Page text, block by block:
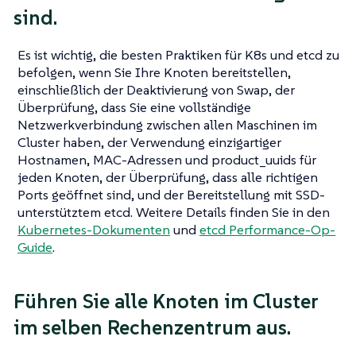
sind.
Es ist wichtig, die besten Praktiken für K8s und etcd zu
befolgen, wenn Sie Ihre Knoten bereitstellen,
einschließlich der Deaktivierung von Swap, der
Überprüfung, dass Sie eine vollständige
Netzwerkverbindung zwischen allen Maschinen im
Cluster haben, der Verwendung einzigartiger
Hostnamen, MAC-Adressen und product_uuids für
jeden Knoten, der Überprüfung, dass alle richtigen
Ports geöffnet sind, und der Bereitstellung mit SSD-
unterstütztem etcd. Weitere Details finden Sie in den
Kubernetes-Dokumenten und etcd Performance-Op-
Guide.
Führen Sie alle Knoten im Cluster
im selben Rechenzentrum aus.